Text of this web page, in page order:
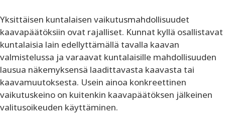
Yksittäisen kuntalaisen vaikutusmahdollisuudet
kaavapäätöksiin ovat rajalliset. Kunnat kyllä osallistavat
kuntalaisia lain edellyttämällä tavalla kaavan
valmistelussa ja varaavat kuntalaisille mahdollisuuden
lausua näkemyksensä laadittavasta kaavasta tai
kaavamuutoksesta. Usein ainoa konkreettinen
vaikutuskeino on kuitenkin kaavapäätöksen jälkeinen
valitusoikeuden käyttäminen.